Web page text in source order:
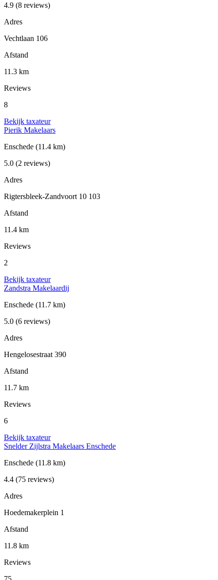
4.9 (8 reviews)
Adres
Vechtlaan 106
Afstand
11.3 km
Reviews
8
Bekijk taxateur
Pierik Makelaars
Enschede (11.4 km)
5.0 (2 reviews)
Adres
Rigtersbleek-Zandvoort 10 103
Afstand
11.4 km
Reviews
2
Bekijk taxateur
Zandstra Makelaardij
Enschede (11.7 km)
5.0 (6 reviews)
Adres
Hengelosestraat 390
Afstand
11.7 km
Reviews
6
Bekijk taxateur
Snelder Zijlstra Makelaars Enschede
Enschede (11.8 km)
4.4 (75 reviews)
Adres
Hoedemakerplein 1
Afstand
11.8 km
Reviews